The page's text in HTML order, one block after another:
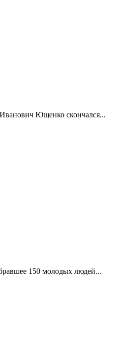
Ющенко скончался...
150 молодых людей...